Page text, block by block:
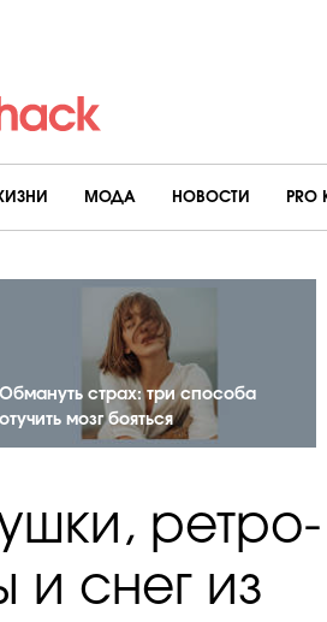
МОДА НОВОСТИ PRO
Обмануть страх: три способа
отучить мозг бояться
ретро-
и снег из